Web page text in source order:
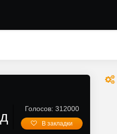
Голосов: 312000
В закладки